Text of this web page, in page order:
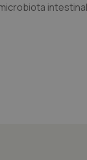
intestinale